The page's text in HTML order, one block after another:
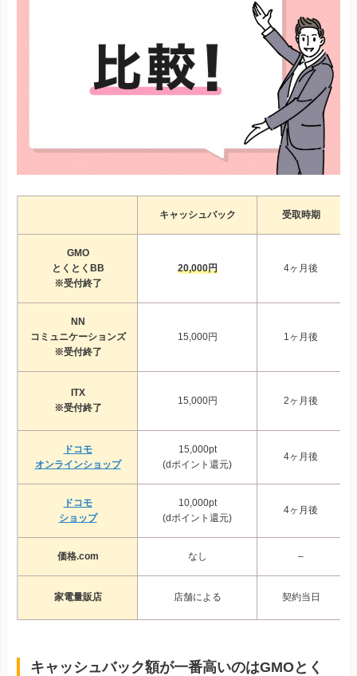
キャッシュバック 受取時期
GMO
とくとくBB
※受付終了
20,000円 4ヶ月後
NN
コミュニケーションズ
※受付終了
15,000円 1ヶ月後
ITX
※受付終了
15,000円 2ヶ月後
ドコモ
オンラインショップ
15,000pt
(dポイント還元)
4ヶ月後
ドコモ
ショップ
10,000pt
(dポイント還元)
4ヶ月後
価格.com なし –
家電量販店 店舗による 契約当日
キャッシュバック額が一番高いのはGMOとく